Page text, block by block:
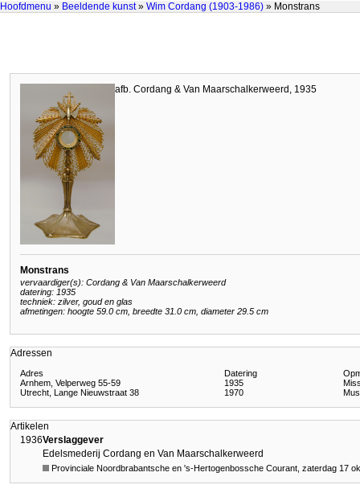
Hoofdmenu » Beeldende kunst» Wim Cordang (1903-1986) » Monstrans
afb. Cordang & Van Maarschalkerweerd, 1935
Monstrans
vervaardiger(s): Cordang & Van Maarschalkerweerd
datering: 1935
techniek: zilver, goud en glas
afmetingen: hoogte 59.0 cm, breedte 31.0 cm, diameter 29.5 cm
Adressen
Adres Datering
Arnhem, Velperweg 55-59
1935
Utrecht, Lange Nieuwstraat 38
1970
Artikelen
1936Verslaggever
Edelsmederij Cordang en Van Maarschalkerweerd
Provinciale Noordbrabantsche en 's-Hertogenbossche Courant, zaterdag 17